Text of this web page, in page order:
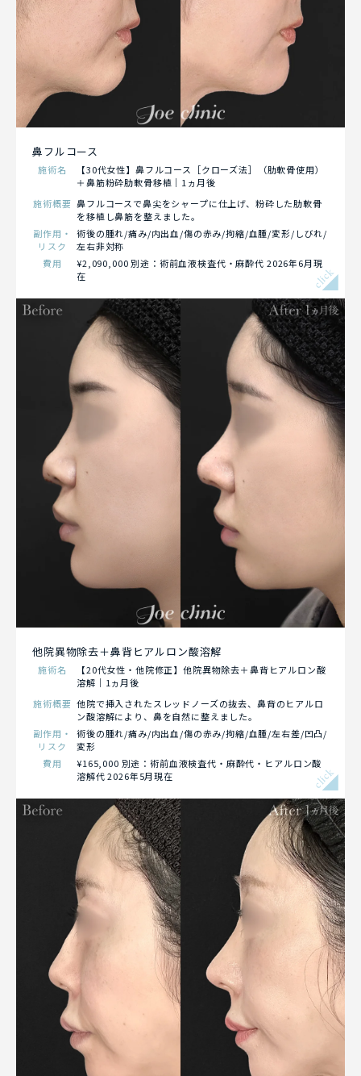
鼻フルコース
施術名
【30代女性】鼻フルコース［クローズ法］（肋軟骨使用）
＋鼻筋粉砕肋軟骨移植｜1ヵ月後
施術概要 鼻フルコースで鼻尖をシャープに仕上げ、粉砕した肋軟骨
を移植し鼻筋を整えました。
副作用・
リスク
術後の腫れ/痛み/内出血/傷の赤み/拘縮/血腫/変形/しびれ/
左右非対称
費用
¥2,090,000 別途：術前血液検査代・麻酔代 2026年6月現
在
click
他院異物除去＋鼻背ヒアルロン酸溶解
施術名
【20代女性・他院修正】他院異物除去＋鼻背ヒアルロン酸
溶解｜1ヵ月後
施術概要 他院で挿入されたスレッドノーズの抜去、鼻背のヒアルロ
ン酸溶解により、鼻を自然に整えました。
副作用・
リスク
術後の腫れ/痛み/内出血/傷の赤み/拘縮/血腫/左右差/凹凸/
変形
費用
¥165,000 別途：術前血液検査代・麻酔代・ヒアルロン酸
溶解代 2026年5月現在
click